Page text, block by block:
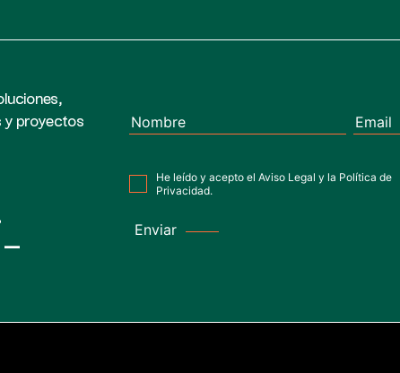
y proyectos
He leído y acepto el Aviso Legal y la Política de
Privacidad.